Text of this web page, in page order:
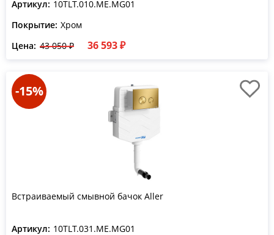
Артикул: 10TLT.010.ME.MG01
Покрытие: Хром
Цена: 43 050 ₽ 36 593 ₽
-15%
Встраиваемый смывной бачок Aller
Артикул: 10TLT.031.ME.MG01